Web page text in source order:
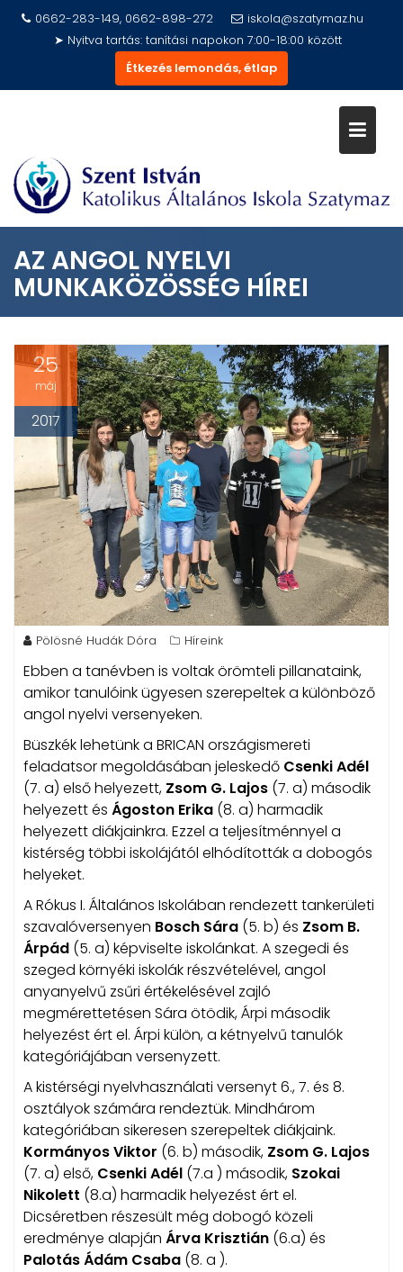
0662-283-149, 0662-898-272
iskola@szatymaz.hu
➤ Nyitva tartás: tanítási napokon 7:00-18:00 között
Étkezés lemondás, étlap
AZ ANGOL NYELVI
MUNKAKÖZÖSSÉG HÍREI
25
máj
2017
Pölösné Hudák Dóra Híreink
Ebben a tanévben is voltak örömteli pillanataink,
amikor tanulóink ügyesen szerepeltek a különböző
angol nyelvi versenyeken.
Büszkék lehetünk a BRICAN országismereti
feladatsor megoldásában jeleskedő Csenki Adél
(7. a) első helyezett, Zsom G. Lajos (7. a) második
helyezett és Ágoston Erika (8. a) harmadik
helyezett diákjainkra. Ezzel a teljesítménnyel a
kistérség többi iskolájától elhódították a dobogós
helyeket.
A Rókus I. Általános Iskolában rendezett tankerületi
szavalóversenyen Bosch Sára (5. b) és Zsom B.
Árpád (5. a) képviselte iskolánkat. A szegedi és
szeged környéki iskolák részvételével, angol
anyanyelvű zsűri értékelésével zajló
megmérettetésen Sára ötödik, Árpi második
helyezést ért el. Árpi külön, a kétnyelvű tanulók
kategóriájában versenyzett.
A kistérségi nyelvhasználati versenyt 6., 7. és 8.
osztályok számára rendeztük. Mindhárom
kategóriában sikeresen szerepeltek diákjaink.
Kormányos Viktor (6. b) második, Zsom G. Lajos
(7. a) első, Csenki Adél (7.a ) második, Szokai
Nikolett (8.a) harmadik helyezést ért el.
Dicséretben részesült még dobogó közeli
eredménye alapján Árva Krisztián (6.a) és
Palotás Ádám Csaba (8. a ).